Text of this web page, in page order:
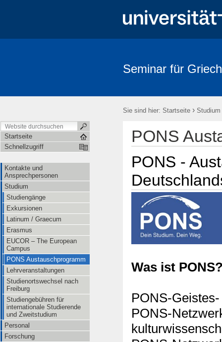
Seminar für
Sie sind hier: Startseite › Studium
Startseite
Schnellzugriff
Kontakte und
Ansprechpersonen
Studium
Studiengänge
Exkursionen
Latinum / Graecum
Erasmus
EUCOR – The European
Campus
PONS Austauschprogramm
Lehrveranstaltungen
Studienortswechsel nach
Freiburg
Studiengebühren für
internationale Studierende
und Zweitstudium
Personal
Forschung
PONS
PONS -
Was ist
PONS-
PONS-